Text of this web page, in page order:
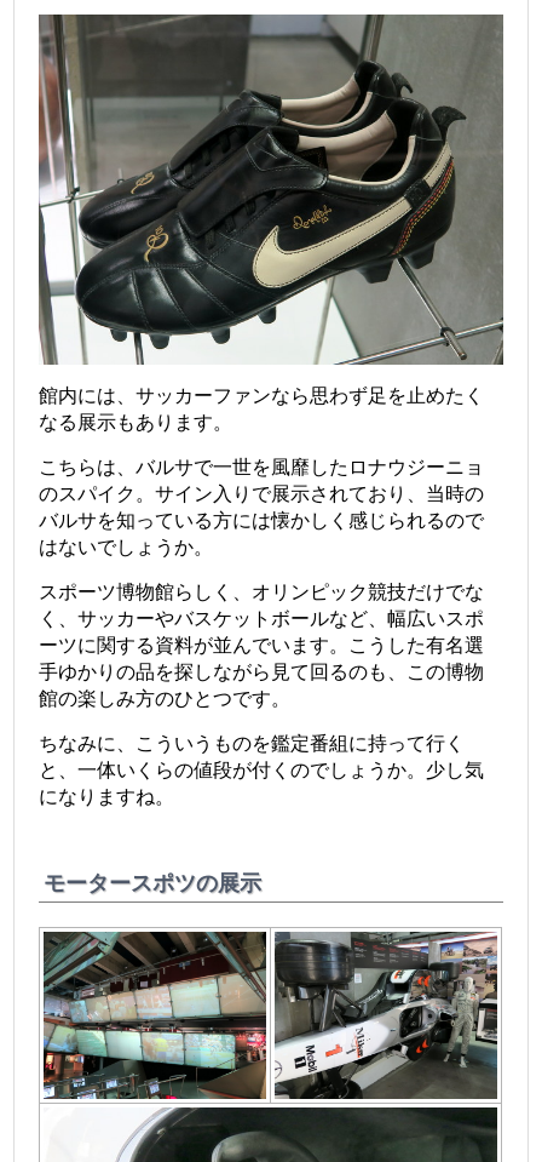
館内には、サッカーファンなら思わず足を止めたく
なる展示もあります。
こちらは、バルサで一世を風靡したロナウジーニョ
のスパイク。サイン入りで展示されており、当時の
バルサを知っている方には懐かしく感じられるので
はないでしょうか。
スポーツ博物館らしく、オリンピック競技だけでな
く、サッカーやバスケットボールなど、幅広いスポ
ーツに関する資料が並んでいます。こうした有名選
手ゆかりの品を探しながら見て回るのも、この博物
館の楽しみ方のひとつです。
ちなみに、こういうものを鑑定番組に持って行く
と、一体いくらの値段が付くのでしょうか。少し気
になりますね。
モータースポツの展示